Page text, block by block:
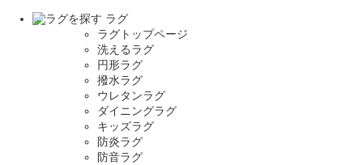
ラグ
ラグトップページ
洗えるラグ
円形ラグ
撥水ラグ
ウレタンラグ
ダイニングラグ
キッズラグ
防炎ラグ
防音ラグ